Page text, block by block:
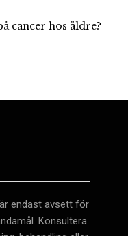
cancer hos äldre?
endast avsett för
Konsultera